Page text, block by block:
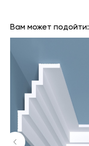
Вам может подойти: